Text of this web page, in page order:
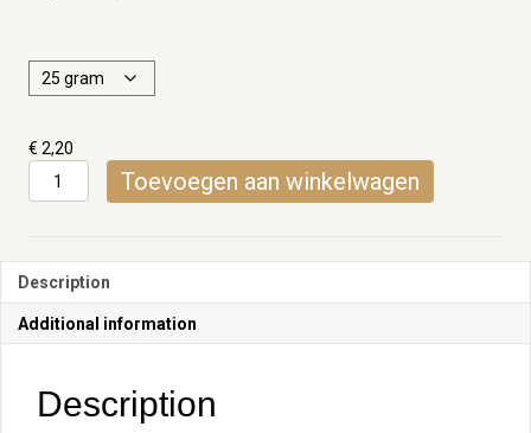
through
€ 3,60
€ 2,20
Pepermunt
quantity
Toevoegen aan winkelwagen
Description
Additional information
Description